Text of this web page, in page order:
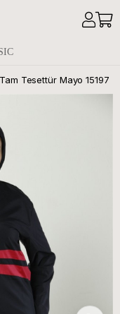
Tesettür Mayo 15197